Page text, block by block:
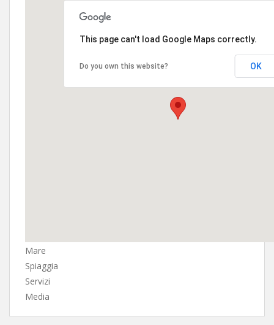
This page can't load Google Maps correctly.
Do you own this website? OK
Mare
Spiaggia
Servizi
Media